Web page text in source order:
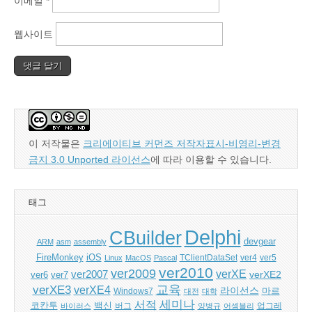
웹사이트
이 저작물은 크리에이티브 커먼즈 저작자표시-비영리-변경
금지 3.0 Unported 라이선스에 따라 이용할 수 있습니다.
태그
ARM asm assembly CBuilder Delphi devgear
FireMonkey iOS Linux MacOS Pascal TClientDataSet ver4 ver5
ver6 ver7 ver2007 ver2009 ver2010 verXE verXE2
verXE3 verXE4 Windows7 교육 대전 대학 라이선스 마르
코칸투 바이러스 백신 버그 서적 세미나 양병규 어셈블리 업그레